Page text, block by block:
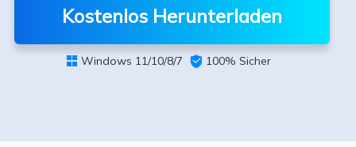
Kostenlos Herunterladen
 Windows 11/10/8/7  100% Sicher